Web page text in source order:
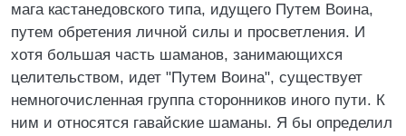
мага кастанедовского типа, идущего Путем Воина,
путем обретения личной силы и просветления. И
хотя большая часть шаманов, занимающихся
целительством, идет "Путем Воина", существует
немногочисленная группа сторонников иного пути. К
ним и относятся гавайские шаманы. Я бы определил